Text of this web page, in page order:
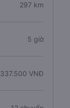
297 km
5 giờ
337.500 VNĐ